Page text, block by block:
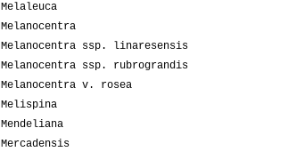
Melaleuca
Melanocentra
Melanocentra ssp. linaresensis
Melanocentra ssp. rubrograndis
Melanocentra v. rosea
Melispina
Mendeliana
Mercadensis